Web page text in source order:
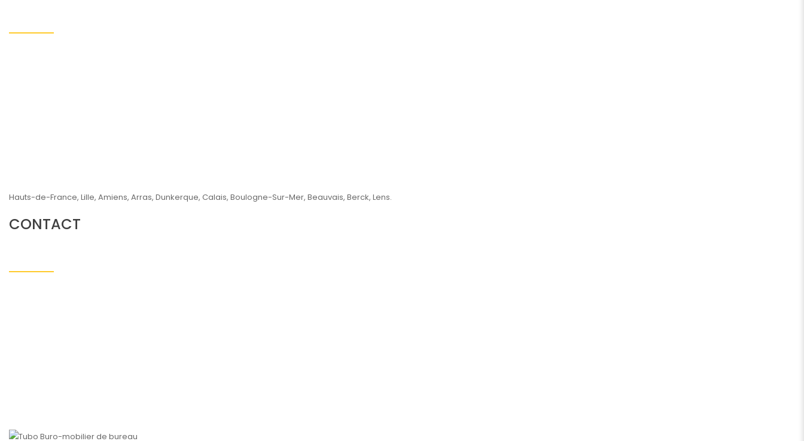
Hauts-de-France, Lille, Amiens, Arras, Dunkerque, Calais, Boulogne-Sur-Mer, Beauvais, Berck, Lens.
CONTACT